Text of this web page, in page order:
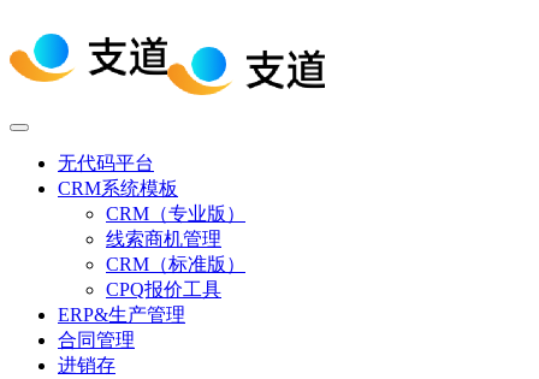
无代码平台
CRM系统模板
CRM（专业版）
线索商机管理
CRM（标准版）
CPQ报价工具
ERP&生产管理
合同管理
进销存